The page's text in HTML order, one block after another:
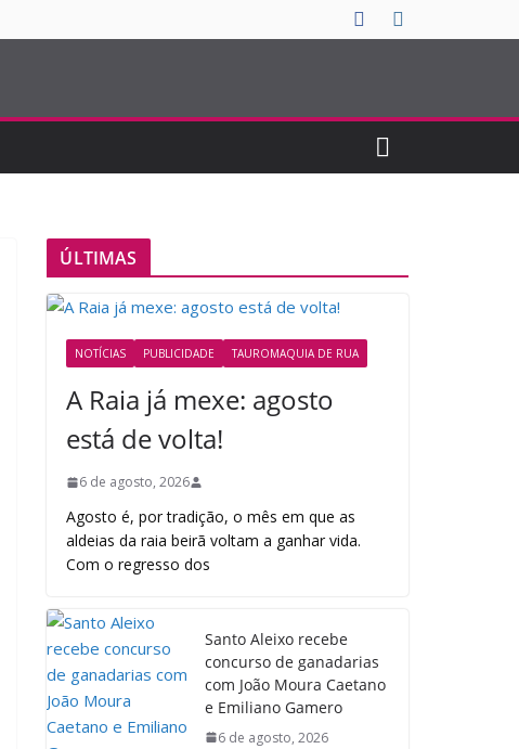
ÚLTIMAS
NOTÍCIAS PUBLICIDADE TAUROMAQUIA DE RUA
A Raia já mexe: agosto
está de volta!
6 de agosto, 2026
Agosto é, por tradição, o mês em que as
aldeias da raia beirã voltam a ganhar vida.
Com o regresso dos
Santo Aleixo recebe
concurso de ganadarias
com João Moura Caetano
e Emiliano Gamero
6 de agosto, 2026